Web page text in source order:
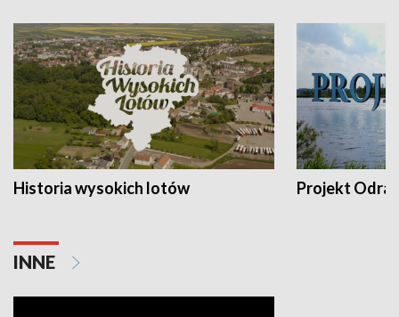
Historia wysokich lotów Projekt Odra
INNE